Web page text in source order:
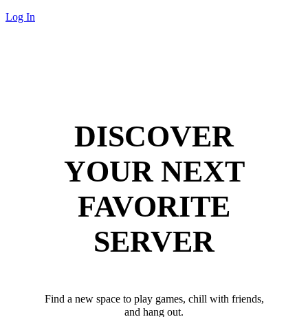
Log In
DISCOVER
YOUR NEXT
FAVORITE
SERVER
Find a new space to play games, chill with friends,
and hang out.